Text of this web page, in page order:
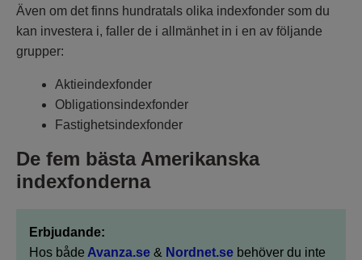
Även om det finns hundratals olika indexfonder som du
kan investera i, faller de i allmänhet in i en av följande
grupper:
Aktieindexfonder
Obligationsindexfonder
Fastighetsindexfonder
De fem bästa Amerikanska
indexfonderna
Erbjudande:
Hos både Avanza.se & Nordnet.se behöver du inte